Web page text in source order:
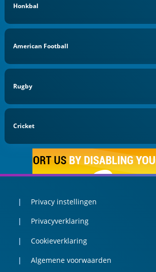
Honkbal
American Football
Rugby
Cricket
Privacy instellingen
Privacyverklaring
Cookieverklaring
Algemene voorwaarden